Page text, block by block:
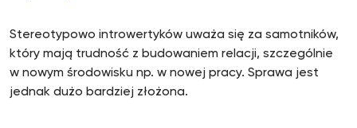
Stereotypowo introwertyków uważa się za samotników,
który mają trudność z budowaniem relacji, szczególnie
w nowym środowisku np. w nowej pracy. Sprawa jest
jednak dużo bardziej złożona.